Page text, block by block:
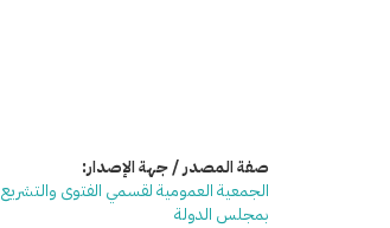
صفة المصدر / جهة الإصدار:
الجمعية العمومية لقسمي الفتوى والتشريع
بمجلس الدولة